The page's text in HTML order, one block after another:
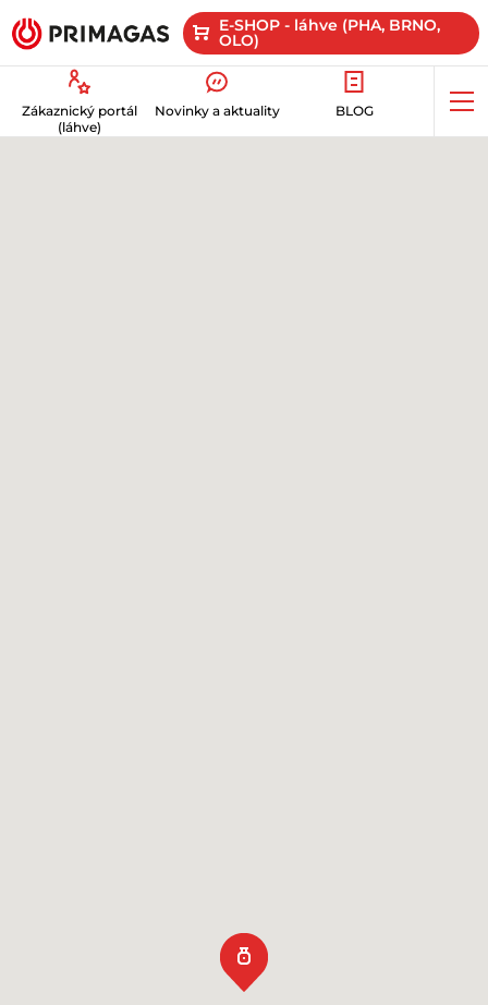
E-SHOP - láhve (PHA, BRNO,
OLO)
Zákaznický portál
(láhve)
Novinky a aktuality BLOG